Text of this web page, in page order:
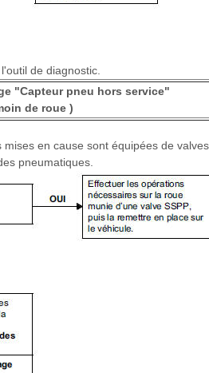
de diagnostic.
"Capteur pneu hors service"
de roue )
en cause sont équipées de
pneumatiques.